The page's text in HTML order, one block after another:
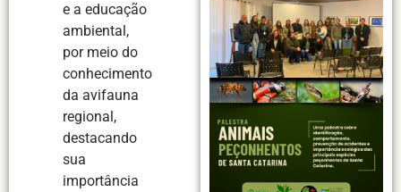
e a educação
ambiental,
por meio do
conhecimento
da avifauna
regional,
destacando
sua
importância